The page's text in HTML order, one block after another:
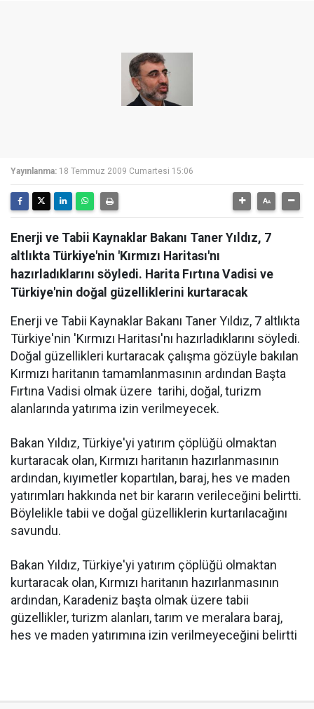
Yayınlanma: 18 Temmuz 2009 Cumartesi 15:06
Enerji ve Tabii Kaynaklar Bakanı Taner Yıldız, 7
altlıkta Türkiye'nin 'Kırmızı Haritası'nı
hazırladıklarını söyledi. Harita Fırtına Vadisi ve
Türkiye'nin doğal güzelliklerini kurtaracak
Enerji ve Tabii Kaynaklar Bakanı Taner Yıldız, 7 altlıkta
Türkiye'nin 'Kırmızı Haritası'nı hazırladıklarını söyledi.
Doğal güzellikleri kurtaracak çalışma gözüyle bakılan
Kırmızı haritanın tamamlanmasının ardından Başta
Fırtına Vadisi olmak üzere tarihi, doğal, turizm
alanlarında yatırıma izin verilmeyecek.
Bakan Yıldız, Türkiye'yi yatırım çöplüğü olmaktan
kurtaracak olan, Kırmızı haritanın hazırlanmasının
ardından, kıyımetler kopartılan, baraj, hes ve maden
yatırımları hakkında net bir kararın verileceğini belirtti.
Böylelikle tabii ve doğal güzelliklerin kurtarılacağını
savundu.
Bakan Yıldız, Türkiye'yi yatırım çöplüğü olmaktan
kurtaracak olan, Kırmızı haritanın hazırlanmasının
ardından, Karadeniz başta olmak üzere tabii
güzellikler, turizm alanları, tarım ve meralara baraj,
hes ve maden yatırımına izin verilmeyeceğini belirtti